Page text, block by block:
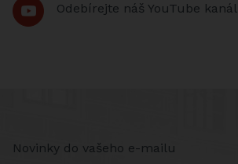
Odebírejte náš YouTube kanál
Novinky do vašeho e-mailu